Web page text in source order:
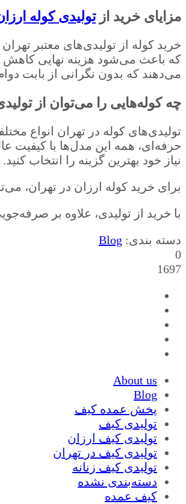
مزایای خرید ازتولیدی کوله
خرید کوله از تولیدی‌های معتبر
که باعث می‌شود هزینه نهایی کاهش
می‌دهند که بدون نگرانی از بابت
چه کوله‌هایی را می‌توان از
تولیدی‌های کوله در تهران انواع
حرفه‌ای، همه این مدل‌ها با کیفیت
نیاز خود بهترین گزینه را انتخاب کنید.
برای خرید کوله ارزان در تهران،
با خرید از تولیدی، علاوه بر
دسته بندی: Blog
0
1697
About us
Blog
پخش عمده کیف
تولیدی کیف
تولیدی کیف ارزان
تولیدی کیف در تهران
تولیدی کیف زنانه
دسته‌بندی نشده
کیف عمده